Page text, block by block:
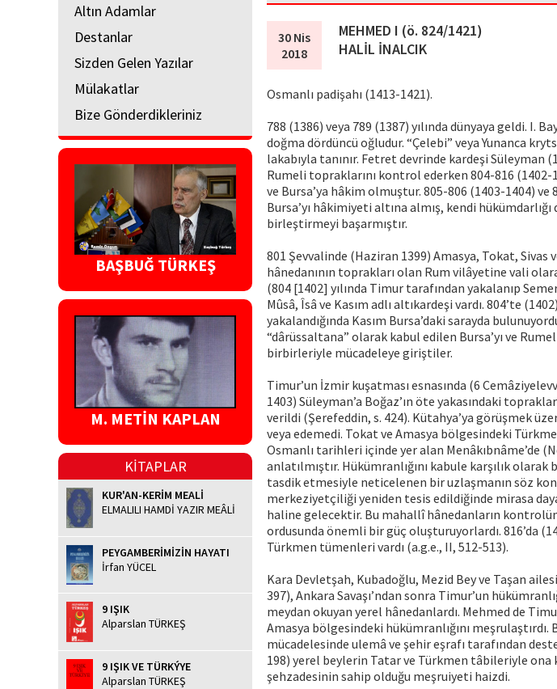
Altın Adamlar
Destanlar
Sizden Gelen Yazılar
Mülakatlar
Bize Gönderdikleriniz
BAŞBUĞ TÜRKEŞ
M. METİN KAPLAN
KİTAPLAR
KUR'AN-KERİM MEALİ
ELMALILI HAMDİ YAZIR MEÂLİ
PEYGAMBERİMİZİN HAYATI
İrfan YÜCEL
9 IŞIK
Alparslan TÜRKEŞ
9 IŞIK VE TÜRKÝYE
Alparslan TÜRKEŞ
30 Nis
2018
MEHMED I (ö. 824/1421)
HALİL İNALCIK
Osmanlı padişahı (1413-1421).
788 (1386) veya 789 (1387) yılında dünyaya geldi. I.
doğma dördüncü oğludur. “Çelebi” veya Yunanca
lakabıyla tanınır. Fetret devrinde kardeşi Süleyman
Rumeli topraklarını kontrol ederken 804-816 (1402-
ve Bursa’ya hâkim olmuştur. 805-806 (1403-1404) ve
Bursa’yı hâkimiyeti altına almış, kendi
birleştirmeyi başarmıştır.
801 Şevvalinde (Haziran 1399) Amasya, Tokat, Sivas
hânedanının toprakları olan Rum vilâyetine vali
(804 [1402] yılında Timur tarafından yakalanıp
Mûsâ, Îsâ ve Kasım adlı altıkardeşi vardı. 804’te
yakalandığında Kasım Bursa’daki sarayda
“dârüssaltana” olarak kabul edilen Bursa’yı ve
birbirleriyle mücadeleye giriştiler.
Timur’un İzmir kuşatması esnasında (6
1403) Süleyman’a Boğaz’ın öte yakasındaki
verildi (Şerefeddin, s. 424). Kütahya’ya görüşmek
veya edemedi. Tokat ve Amasya bölgesindeki
Osmanlı tarihleri içinde yer alan Menâkıbnâme’de
anlatılmıştır. Hükümranlığını kabule karşılık
tasdik etmesiyle neticelenen bir uzlaşmanın söz
merkeziyetçiliği yeniden tesis edildiğinde mirasa
haline gelecektir. Bu mahallî hânedanların
ordusunda önemli bir güç oluşturuyorlardı. 816’da
Türkmen tümenleri vardı (a.g.e., II, 512-513).
Kara Devletşah, Kubadoğlu, Mezid Bey ve Taşan
397), Ankara Savaşı’ndan sonra Timur’un
meydan okuyan yerel hânedanlardı. Mehmed de
Amasya bölgesindeki hükümranlığını
mücadelesinde ulemâ ve şehir eşrafı tarafından
198) yerel beylerin Tatar ve Türkmen tâbileriyle ona
şehzadesinin sahip olduğu meşruiyeti haizdi.